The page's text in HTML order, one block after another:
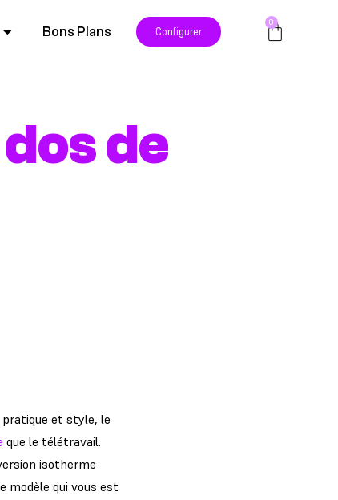
Bons Plans Configurer
0
de
pratique et style, le
que le télétravail.
isotherme
modèle qui vous est